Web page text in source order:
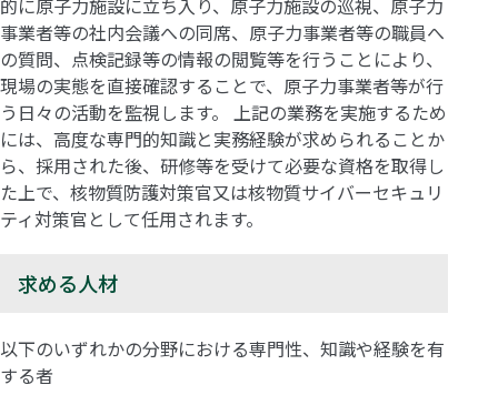
事業者等の社内会議への同席、原子力事業者等の職員へ
の質問、点検記録等の情報の閲覧等を行うことにより、
現場の実態を直接確認することで、原子力事業者等が行
う日々の活動を監視します。 上記の業務を実施するため
には、高度な専門的知識と実務経験が求められることか
ら、採用された後、研修等を受けて必要な資格を取得し
た上で、核物質防護対策官又は核物質サイバーセキュリ
ティ対策官として任用されます。
求める人材
以下のいずれかの分野における専門性、知識や経験を有
する者